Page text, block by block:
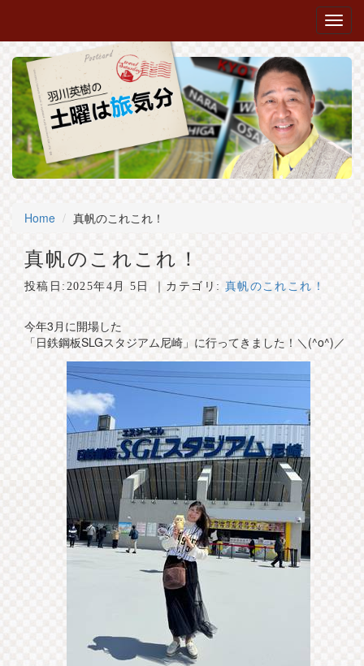
Home 真帆のこれこれ！
真帆のこれこれ！
投稿日: 2025年4月 5日 ｜カテゴリ: 真帆のこれこれ！
今年3月に開場した
「日鉄鋼板SLGスタジアム尼崎」に行ってきました！＼(^o^)／